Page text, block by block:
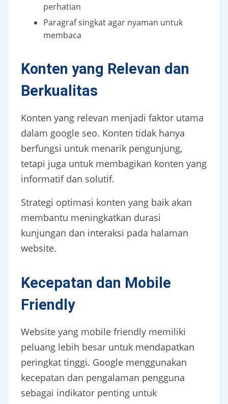
perhatian
Paragraf singkat agar nyaman untuk
membaca
Konten yang Relevan dan
Berkualitas
Konten yang relevan menjadi faktor utama
dalam google seo. Konten tidak hanya
berfungsi untuk menarik pengunjung,
tetapi juga untuk membagikan konten yang
informatif dan solutif.
Strategi optimasi konten yang baik akan
membantu meningkatkan durasi
kunjungan dan interaksi pada halaman
website.
Kecepatan dan Mobile
Friendly
Website yang mobile friendly memiliki
peluang lebih besar untuk mendapatkan
peringkat tinggi. Google menggunakan
kecepatan dan pengalaman pengguna
sebagai indikator penting untuk